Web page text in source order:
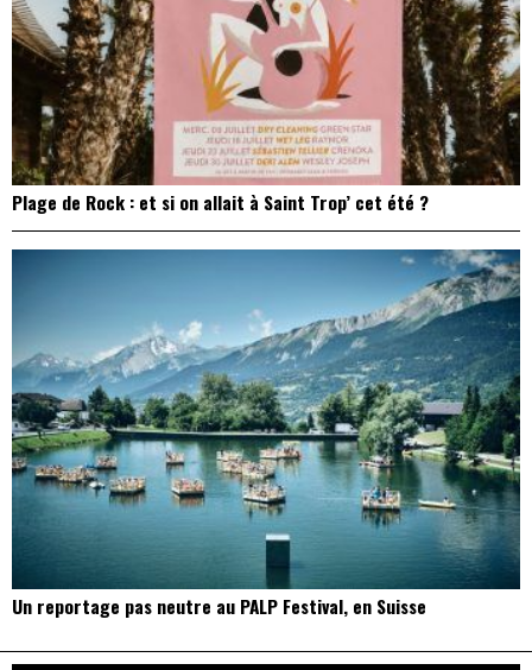
Plage de Rock : et si on allait à Saint Trop’ cet été ?
Un reportage pas neutre au PALP Festival, en Suisse